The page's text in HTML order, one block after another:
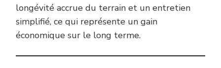
longévité accrue du terrain et un entretien
simplifié, ce qui représente un gain
économique sur le long terme.